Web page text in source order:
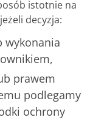
istotnie na
decyzja:
wykonania
prawem
podlegamy
ochrony